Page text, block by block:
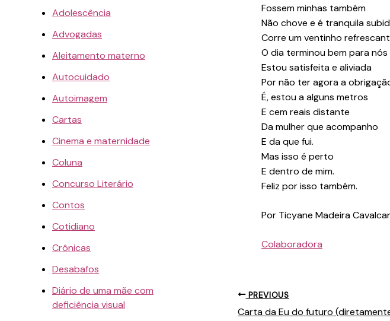
Adolescência
Advogadas
Aleitamento materno
Autocuidado
Autoimagem
Cartas
Cinema e maternidade
Coluna
Concurso Literário
Contos
Cotidiano
Crônicas
Desabafos
Diário de uma mãe com
deficiência visual
Fossem minhas também
Não chove e é tranquila
Corre um ventinho
O dia terminou bem para nós
Estou satisfeita e aliviada
Por não ter agora a
É, estou a alguns metros
E cem reais distante
Da mulher que acompanho
E da que fui.
Mas isso é perto
E dentro de mim.
Feliz por isso também.
Por Ticyane Madeira
Colaboradora
PREVIOUS
Carta da Eu do futuro